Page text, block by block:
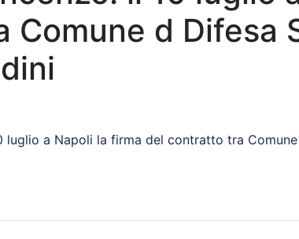
Comune d Difesa
luglio a Napoli la firma del contratto tra